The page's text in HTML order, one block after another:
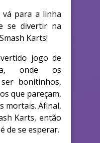
para a linha
se divertir na
Karts!
jogo de
onde os
bonitinhos,
que pareçam,
mortais. Afinal,
Karts, então
de se esperar.